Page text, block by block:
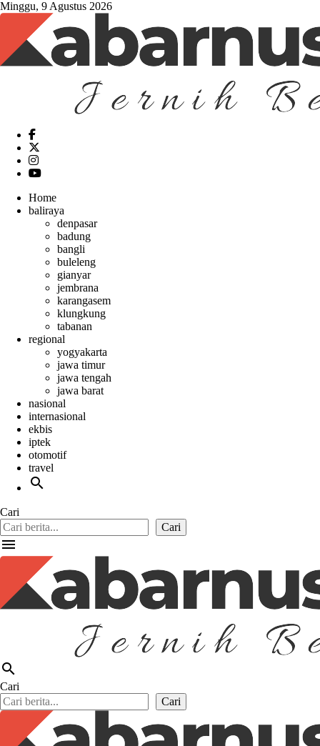
Minggu, 9 Agustus 2026
Home
baliraya
denpasar
badung
bangli
buleleng
gianyar
jembrana
karangasem
klungkung
tabanan
regional
yogyakarta
jawa timur
jawa tengah
jawa barat
nasional
internasional
ekbis
iptek
otomotif
travel
search
Cari
Cari
menu
search
Cari
Cari